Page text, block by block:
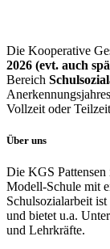
Die Kooperative
2026 (evt. auch
Bereich
Vollzeit oder
Über uns
Die KGS
Modell-Schule mit
Schulsozialarbeit
und bietet u.a.
und Lehrkräfte.